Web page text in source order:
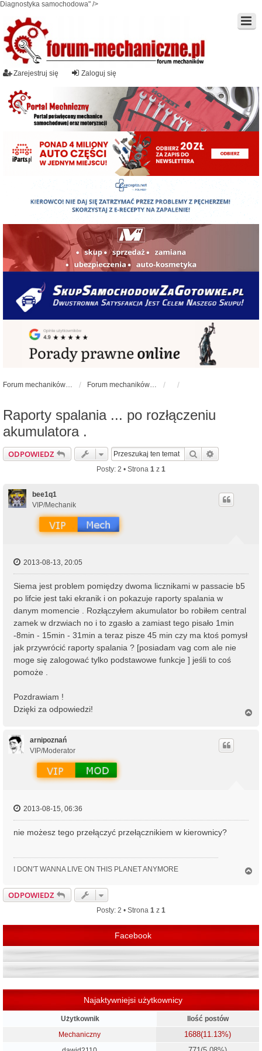
Diagnostyka samochodowa" />
Zaloguj się
Zarejestruj się
Forum mechaników samochodowych - forum-mechaniczne.pl Forum mechaników samochodowych
Raporty spalania ... po rozłączeniu
akumulatora .
ODPOWIEDZ Szukaj
Posty: 2 • Strona 1 z 1
bee1q1
VIP/Mechanik
2013-08-13, 20:05
Siema jest problem pomiędzy dwoma licznikami w passacie b5
po lifcie jest taki ekranik i on pokazuje raporty spalania w
danym momencie . Rozłączyłem akumulator bo robiłem central
zamek w drzwiach no i to zgasło a zamiast tego pisało 1min
-8min - 15min - 31min a teraz pisze 45 min czy ma ktoś pomysł
jak przywrócić raporty spalania ? [posiadam vag com ale nie
moge się zalogować tylko podstawowe funkcje ] jeśli to coś
pomoże .
Pozdrawiam !
Dzięki za odpowiedzi!
arnipoznań
VIP/Moderator
2013-08-15, 06:36
nie możesz tego przełączyć przełącznikiem w kierownicy?
I DON'T WANNA LIVE ON THIS PLANET ANYMORE
ODPOWIEDZ
Posty: 2 • Strona 1 z 1
Facebook
Najaktywniejsi użytkownicy
Użytkownik
Ilość postów
Mechaniczny
1688(11.13%)